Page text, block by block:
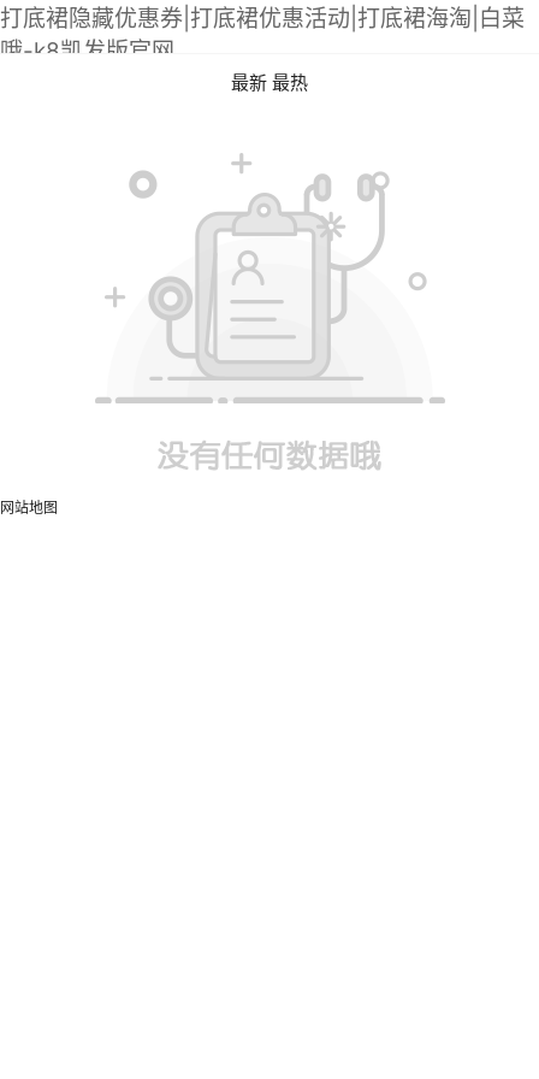
打底裙隐藏优惠券|打底裙优惠活动|打底裙海淘|白菜
哦-k8凯发版官网
最新 最热
网站地图